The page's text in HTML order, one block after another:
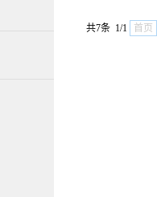
共7条 1/1 首页